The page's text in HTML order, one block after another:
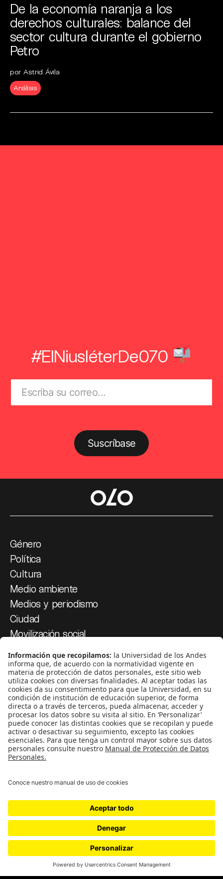
De la economía naranja a los
derechos culturales: balance del
sector cultura durante el gobierno
Petro
por Astrid Ávila
Análisis
#ElNiusléterDe070
Suscríbase
Género
Política
Cultura
Medio ambiente
Medios y periodismo
Ciudad
Movilización social
¿Quiénes somos?
Podcasts
Ediciones especiales
Proyectos 070
SÍGUENOS
¿Quieres escribir en 070?
CONTÁCTANOS
cerosetenta@uniandes.edu.co